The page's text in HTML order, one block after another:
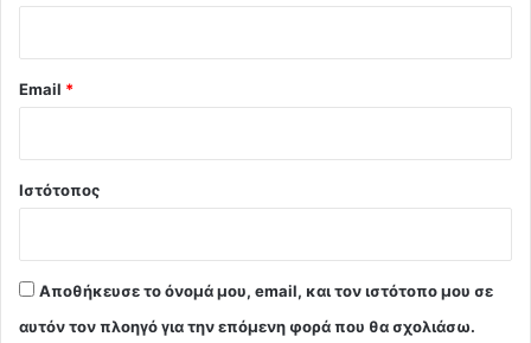
Email *
Ιστότοπος
Αποθήκευσε το όνομά μου, email, και τον ιστότοπο μου σε
αυτόν τον πλοηγό για την επόμενη φορά που θα σχολιάσω.